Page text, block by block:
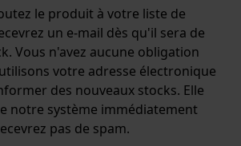
le produit à votre liste de
un e-mail dès qu'il sera de
Vous n'avez aucune obligation
votre adresse électronique
des nouveaux stocks. Elle
notre système immédiatement
pas de spam.